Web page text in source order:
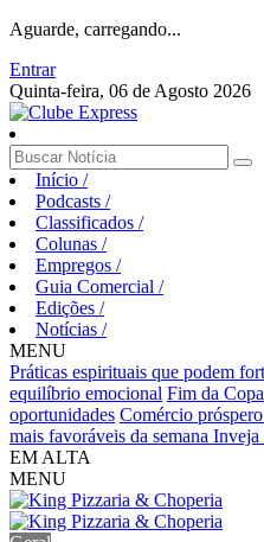
Aguarde, carregando...
Entrar
Quinta-feira, 06 de Agosto 2026
Início /
Podcasts /
Classificados /
Colunas /
Empregos /
Guia Comercial /
Edições /
Notícias /
MENU
Práticas espirituais que podem
equilíbrio emocional Fim da
oportunidades Comércio
mais favoráveis da semana Inveja
EM ALTA
MENU